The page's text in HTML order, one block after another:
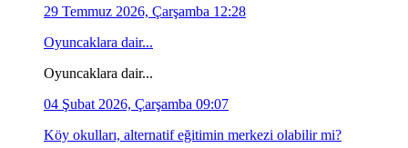
29 Temmuz 2026, Çarşamba 12:28
Oyuncaklara dair...
Oyuncaklara dair...
04 Şubat 2026, Çarşamba 09:07
Köy okulları, alternatif eğitimin merkezi olabilir mi?